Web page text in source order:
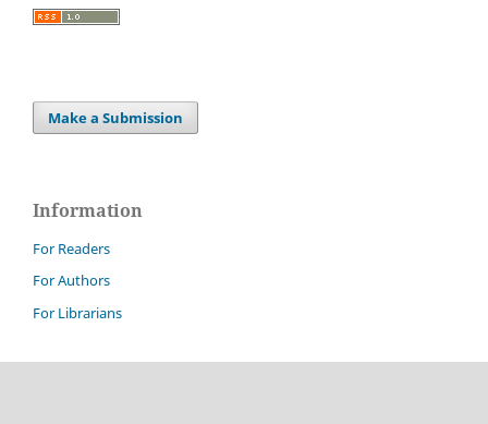
Make a Submission
Information
For Readers
For Authors
For Librarians